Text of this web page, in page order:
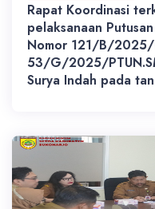
Rapat Koordinasi
pelaksanaan
Nomor 121/B/2025/
53/G/2025/
Surya Indah pada